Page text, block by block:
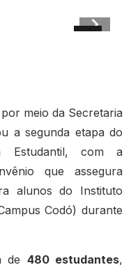
meio da Secretaria
a segunda etapa do
Estudantil, com a
que assegura
alunos do Instituto
Codó) durante
de 480 estudantes,